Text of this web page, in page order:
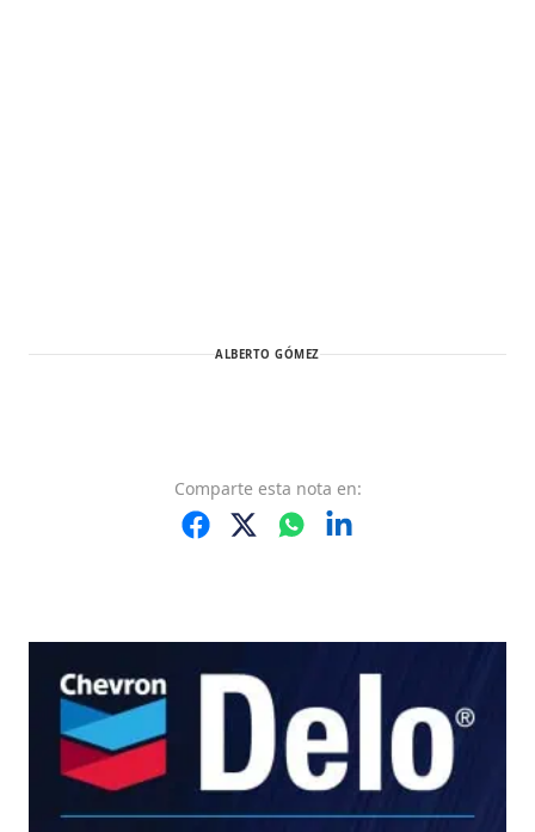
ALBERTO GÓMEZ
Comparte esta nota en: